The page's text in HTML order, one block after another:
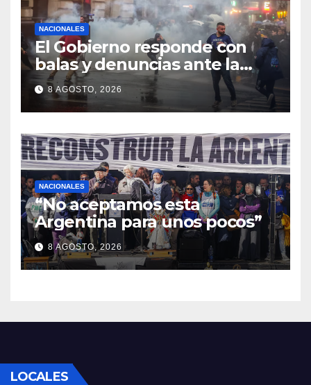
NACIONALES
El Gobierno responde con
balas y denuncias ante la
protesta
8 AGOSTO, 2026
NACIONALES
“No aceptamos esta
Argentina para unos pocos”
8 AGOSTO, 2026
LOCALES